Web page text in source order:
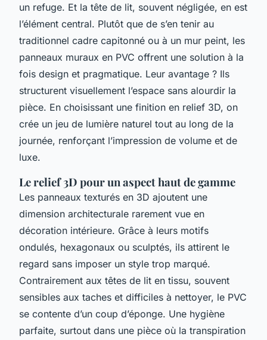
un refuge. Et la tête de lit, souvent négligée, en est
l’élément central. Plutôt que de s’en tenir au
traditionnel cadre capitonné ou à un mur peint, les
panneaux muraux en PVC offrent une solution à la
fois design et pragmatique. Leur avantage ? Ils
structurent visuellement l’espace sans alourdir la
pièce. En choisissant une finition en relief 3D, on
crée un jeu de lumière naturel tout au long de la
journée, renforçant l’impression de volume et de
luxe.
Le relief 3D pour un aspect haut de gamme
Les panneaux texturés en 3D ajoutent une
dimension architecturale rarement vue en
décoration intérieure. Grâce à leurs motifs
ondulés, hexagonaux ou sculptés, ils attirent le
regard sans imposer un style trop marqué.
Contrairement aux têtes de lit en tissu, souvent
sensibles aux taches et difficiles à nettoyer, le PVC
se contente d’un coup d’éponge. Une hygiène
parfaite, surtout dans une pièce où la transpiration